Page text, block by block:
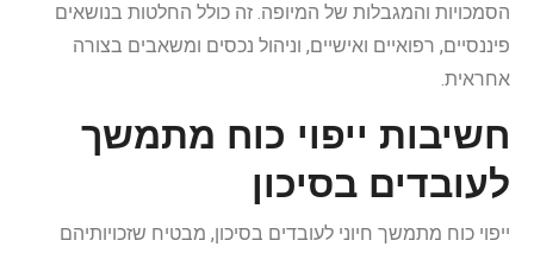
הסמכויות והמגבלות של המיופה. זה כולל החלטות בנושאים
פיננסיים, רפואיים ואישיים, וניהול נכסים ומשאבים בצורה
אחראית.
חשיבות ייפוי כוח מתמשך
לעובדים בסיכון
ייפוי כוח מתמשך חיוני לעובדים בסיכון, מבטיח שזכויותיהם